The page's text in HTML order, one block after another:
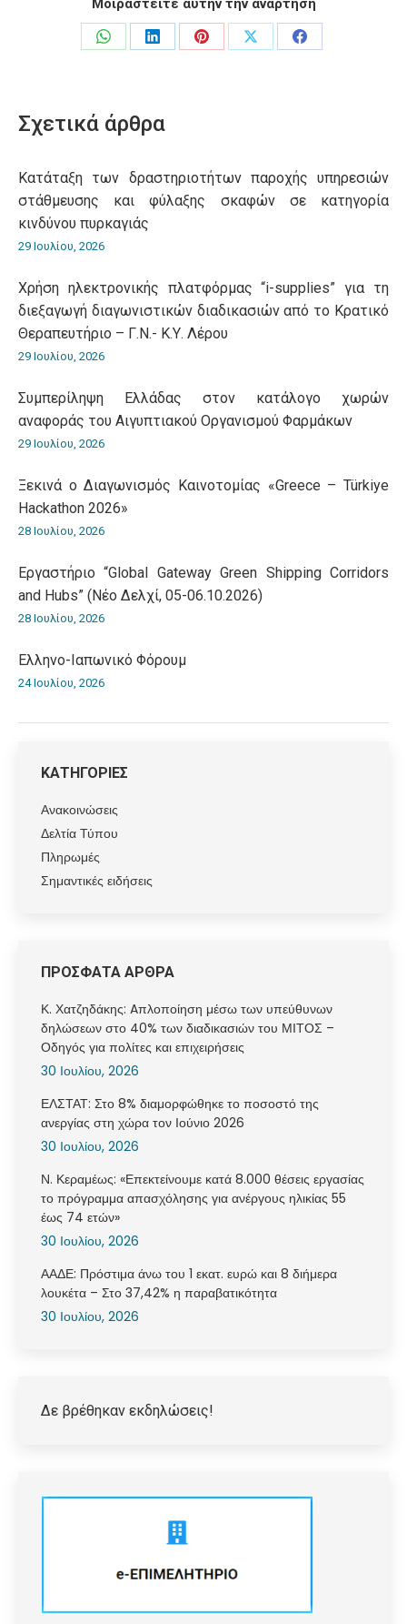
Μοιραστείτε αυτήν την ανάρτηση
Share
Share
Share
Share
Share
Σχετικά άρθρα
Κατάταξη των δραστηριοτήτων παροχής υπηρεσιών
στάθμευσης και φύλαξης σκαφών σε κατηγορία
κινδύνου πυρκαγιάς
29 Ιουλίου, 2026
Χρήση ηλεκτρονικής πλατφόρμας “i-supplies” για τη
διεξαγωγή διαγωνιστικών διαδικασιών από το Κρατικό
Θεραπευτήριο – Γ.Ν.- Κ.Υ. Λέρου
29 Ιουλίου, 2026
Συμπερίληψη Ελλάδας στον κατάλογο χωρών
αναφοράς του Αιγυπτιακού Οργανισμού Φαρμάκων
29 Ιουλίου, 2026
Ξεκινά ο Διαγωνισμός Καινοτομίας «Greece – Türkiye
Hackathon 2026»
28 Ιουλίου, 2026
Εργαστήριο “Global Gateway Green Shipping Corridors
and Hubs” (Νέο Δελχί, 05-06.10.2026)
28 Ιουλίου, 2026
Ελληνο-Iαπωνικό Φόρουμ
24 Ιουλίου, 2026
ΚΑΤΗΓΟΡΙΕΣ
Ανακοινώσεις
Δελτία Τύπου
Πληρωμές
Σημαντικές ειδήσεις
ΠΡΟΣΦΑΤΑ ΑΡΘΡΑ
Κ. Χατζηδάκης: Aπλοποίηση μέσω των υπεύθυνων
δηλώσεων στο 40% των διαδικασιών του ΜΙΤΟΣ –
Οδηγός για πολίτες και επιχειρήσεις
30 Ιουλίου, 2026
ΕΛΣΤΑΤ: Στο 8% διαμορφώθηκε το ποσοστό της
ανεργίας στη χώρα τον Ιούνιο 2026
30 Ιουλίου, 2026
Ν. Κεραμέως: «Επεκτείνουμε κατά 8.000 θέσεις εργασίας
το πρόγραμμα απασχόλησης για ανέργους ηλικίας 55
έως 74 ετών»
30 Ιουλίου, 2026
ΑΑΔΕ: Πρόστιμα άνω του 1 εκατ. ευρώ και 8 διήμερα
λουκέτα – Στο 37,42% η παραβατικότητα
30 Ιουλίου, 2026
Δε βρέθηκαν εκδηλώσεις!